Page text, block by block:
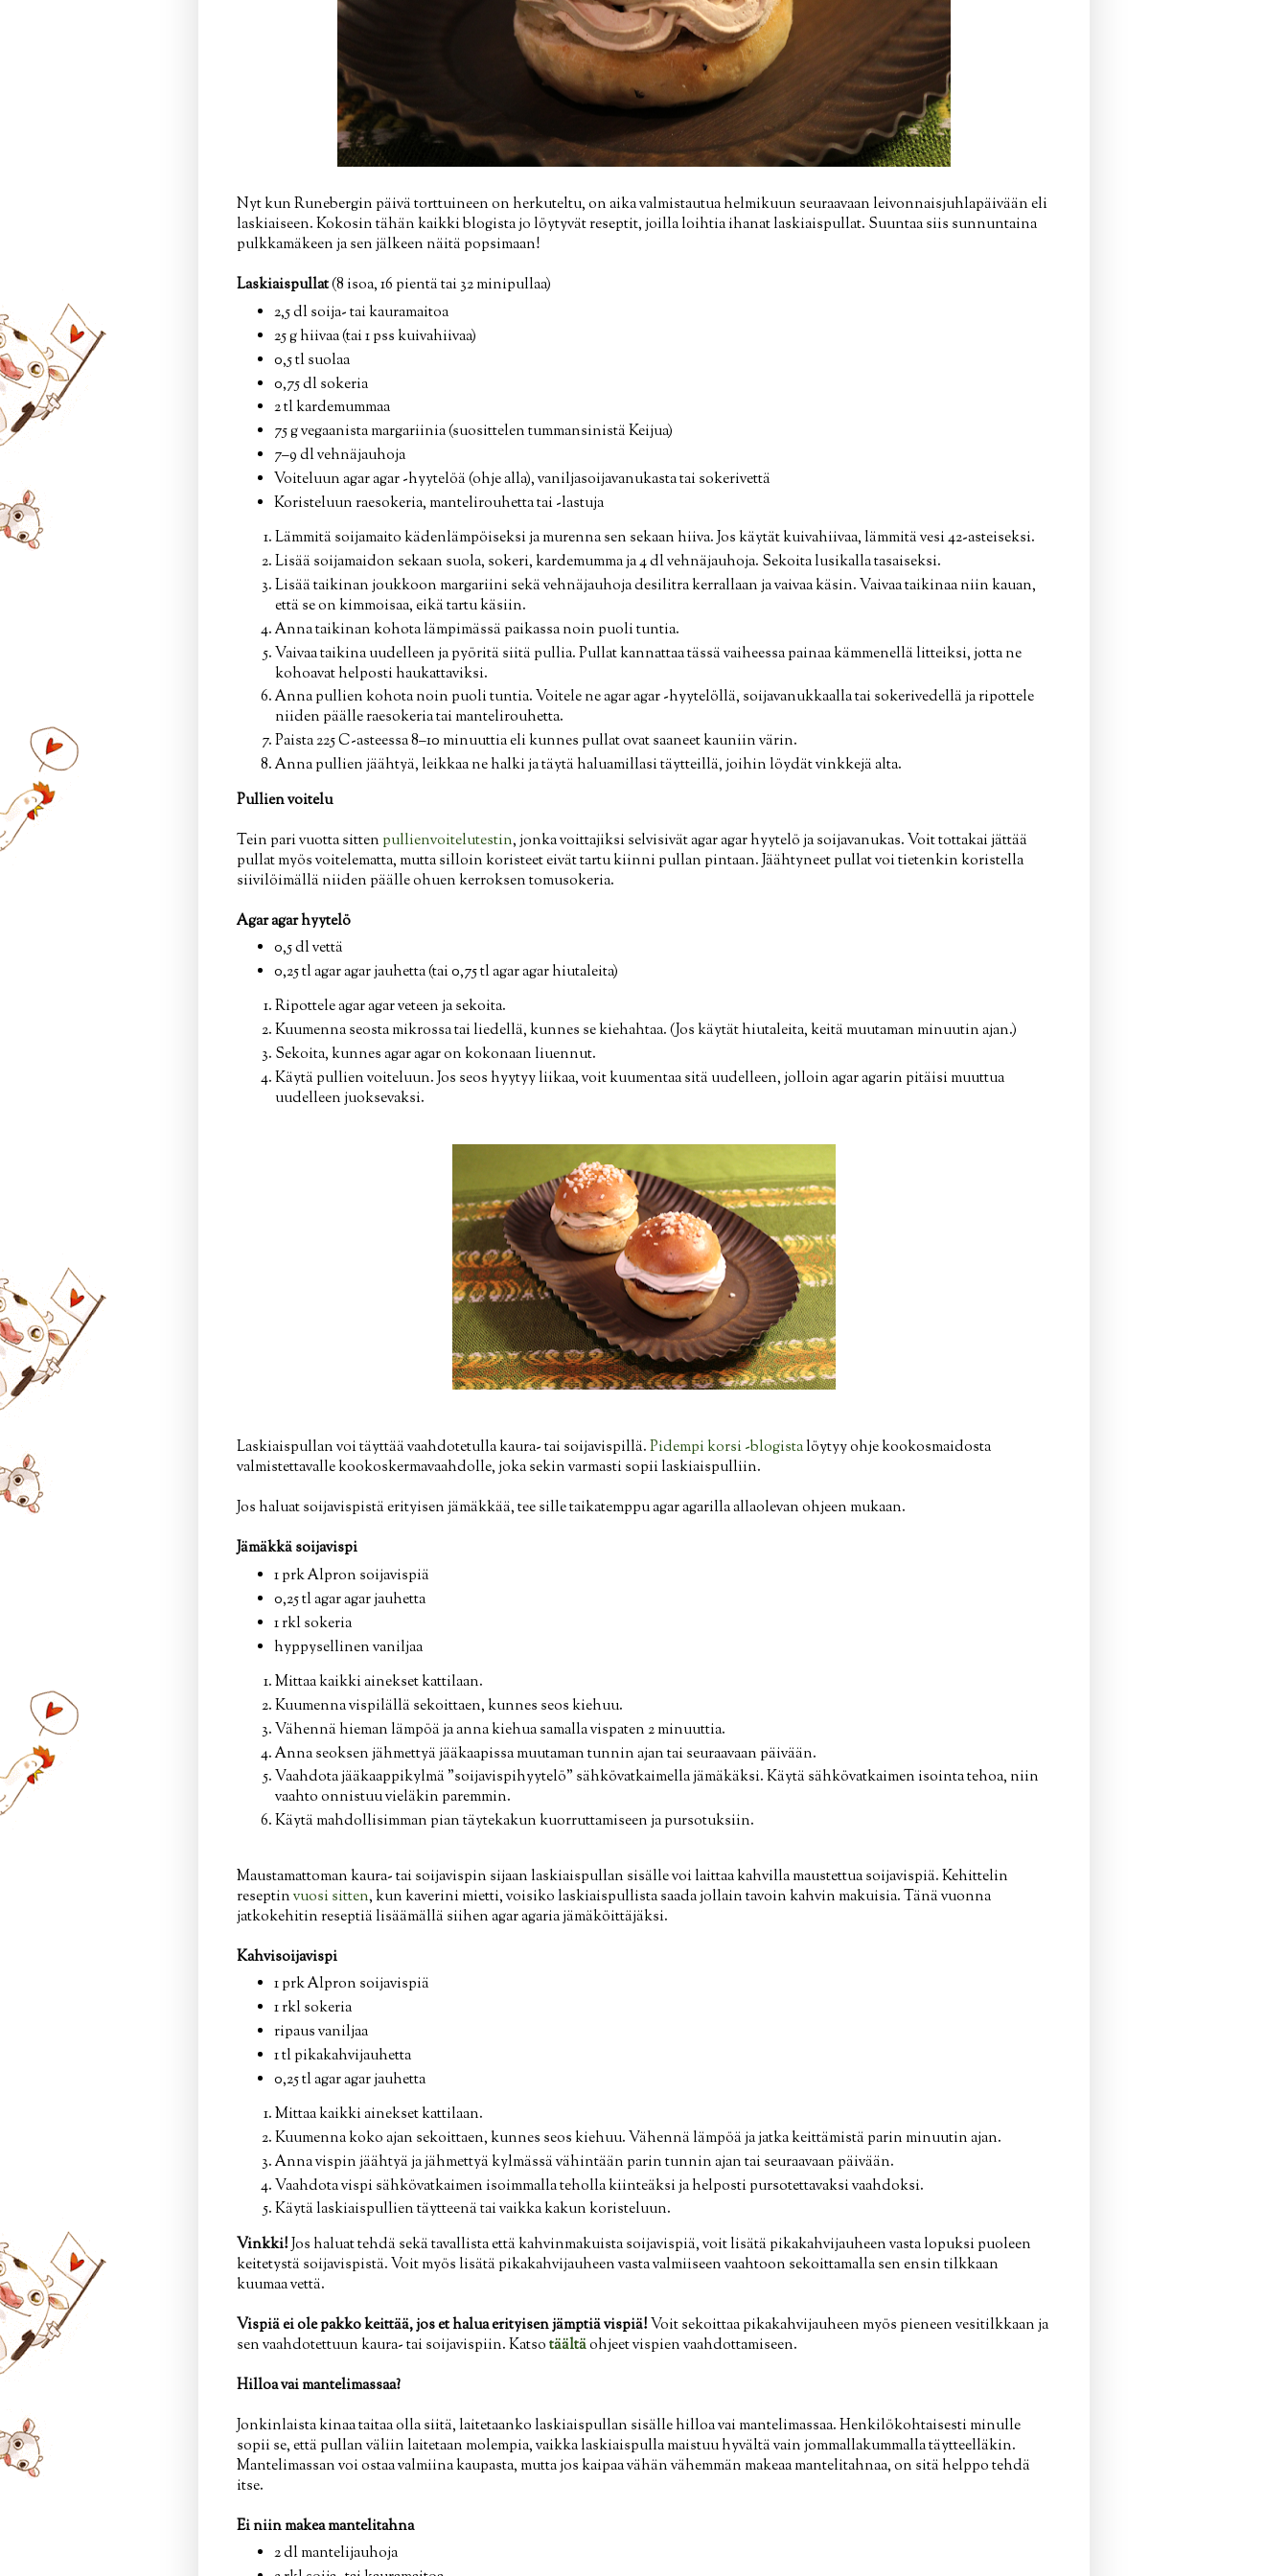
Nyt kun Runebergin päivä torttuineen on herkuteltu, on aika valmistautua helmikuun seuraavaan leivonnaisjuhlapäivään eli
laskiaiseen. Kokosin tähän kaikki blogista jo löytyvät reseptit, joilla loihtia ihanat laskiaispullat. Suuntaa siis sunnuntaina
pulkkamäkeen ja sen jälkeen näitä popsimaan!
Laskiaispullat(8 isoa, 16 pientä tai 32 minipullaa)
2,5 dl soija- tai kauramaitoa
25 g hiivaa (tai 1 pss kuivahiivaa)
0,5 tl suolaa
0,75 dl sokeria
2 tl kardemummaa
75 g vegaanista margariinia (suosittelen tummansinistä Keijua)
7–9 dl vehnäjauhoja
Voiteluun agar agar -hyytelöä (ohje alla), vaniljasoijavanukasta tai sokerivettä
Koristeluun raesokeria, mantelirouhetta tai -lastuja
Lämmitä soijamaito kädenlämpöiseksi ja murenna sen sekaan hiiva. Jos käytät kuivahiivaa, lämmitä vesi 42-asteiseksi.
Lisää soijamaidon sekaan suola, sokeri, kardemumma ja 4 dl vehnäjauhoja. Sekoita lusikalla tasaiseksi.
Lisää taikinan joukkoon margariini sekä vehnäjauhoja desilitra kerrallaan ja vaivaa käsin. Vaivaa taikinaa niin kauan,
että se on kimmoisaa, eikä tartu käsiin.
Anna taikinan kohota lämpimässä paikassa noin puoli tuntia.
Vaivaa taikina uudelleen ja pyöritä siitä pullia. Pullat kannattaa tässä vaiheessa painaa kämmenellä litteiksi, jotta ne
kohoavat helposti haukattaviksi.
Anna pullien kohota noin puoli tuntia. Voitele ne agar agar -hyytelöllä, soijavanukkaalla tai sokerivedellä ja ripottele
niiden päälle raesokeria tai mantelirouhetta.
Paista 225 C-asteessa 8–10 minuuttia eli kunnes pullat ovat saaneet kauniin värin.
Anna pullien jäähtyä, leikkaa ne halki ja täytä haluamillasi täytteillä, joihin löydät vinkkejä alta.
Pullien voitelu
Tein pari vuotta sitten pullienvoitelutestin, jonka voittajiksi selvisivät agar agar hyytelö ja soijavanukas. Voit tottakai jättää
pullat myös voitelematta, mutta silloin koristeet eivät tartu kiinni pullan pintaan. Jäähtyneet pullat voi tietenkin koristella
siivilöimällä niiden päälle ohuen kerroksen tomusokeria.
Agar agar hyytelö
0,5 dl vettä
0,25 tl agar agar jauhetta (tai 0,75 tl agar agar hiutaleita)
Ripottele agar agar veteen ja sekoita.
Kuumenna seosta mikrossa tai liedellä, kunnes se kiehahtaa. (Jos käytät hiutaleita, keitä muutaman minuutin ajan.)
Sekoita, kunnes agar agar on kokonaan liuennut.
Käytä pullien voiteluun. Jos seos hyytyy liikaa, voit kuumentaa sitä uudelleen, jolloin agar agarin pitäisi muuttua
uudelleen juoksevaksi.
Laskiaispullan voi täyttää vaahdotetulla kaura- tai soijavispillä.Pidempi korsi -blogistalöytyy ohje kookosmaidosta
valmistettavalle kookoskermavaahdolle, joka sekin varmasti sopii laskiaispulliin.
Jos haluat soijavispistä erityisen jämäkkää, tee sille taikatemppu agar agarilla allaolevan ohjeen mukaan.
Jämäkkä soijavispi
1 prk Alpron soijavispiä
0,25 tl agar agar jauhetta
1 rkl sokeria
hyppysellinen vaniljaa
Mittaa kaikki ainekset kattilaan.
Kuumenna vispilällä sekoittaen, kunnes seos kiehuu.
Vähennä hieman lämpöä ja anna kiehua samalla vispaten 2 minuuttia.
Anna seoksen jähmettyä jääkaapissa muutaman tunnin ajan tai seuraavaan päivään.
Vaahdota jääkaappikylmä "soijavispihyytelö" sähkövatkaimella jämäkäksi. Käytä sähkövatkaimen isointa tehoa, niin
vaahto onnistuu vieläkin paremmin.
Käytä mahdollisimman pian täytekakun kuorruttamiseen ja pursotuksiin.
Maustamattoman kaura- tai soijavispin sijaan laskiaispullan sisälle voi laittaa kahvilla maustettua soijavispiä. Kehittelin
reseptinvuosi sitten, kun kaverini mietti, voisiko laskiaispullista saada jollain tavoin kahvin makuisia. Tänä vuonna
jatkokehitin reseptiä lisäämällä siihen agar agaria jämäköittäjäksi.
Kahvisoijavispi
1 prk Alpron soijavispiä
1 rkl sokeria
ripaus vaniljaa
1 tl pikakahvijauhetta
0,25 tl agar agar jauhetta
Mittaa kaikki ainekset kattilaan.
Kuumenna koko ajan sekoittaen, kunnes seos kiehuu. Vähennä lämpöä ja jatka keittämistä parin minuutin ajan.
Anna vispin jäähtyä ja jähmettyä kylmässä vähintään parin tunnin ajan tai seuraavaan päivään.
Vaahdota vispi sähkövatkaimen isoimmalla teholla kiinteäksi ja helposti pursotettavaksi vaahdoksi.
Käytä laskiaispullien täytteenä tai vaikka kakun koristeluun.
Vinkki!Jos haluat tehdä sekä tavallista että kahvinmakuista soijavispiä, voit lisätä pikakahvijauheen vasta lopuksi puoleen
keitetystä soijavispistä. Voit myös lisätä pikakahvijauheen vasta valmiiseen vaahtoon sekoittamalla sen ensin tilkkaan
kuumaa vettä.
Vispiä ei ole pakko keittää, jos et halua erityisen jämptiä vispiä!Voit sekoittaa pikakahvijauheen myös pieneen vesitilkkaan ja
sen vaahdotettuun kaura- tai soijavispiin. Katsotäältäohjeet vispien vaahdottamiseen.
Hilloa vai mantelimassaa?
Jonkinlaista kinaa taitaa olla siitä, laitetaanko laskiaispullan sisälle hilloa vai mantelimassaa. Henkilökohtaisesti minulle
sopii se, että pullan väliin laitetaan molempia, vaikka laskiaispulla maistuu hyvältä vain jommallakummalla täytteelläkin.
Mantelimassan voi ostaa valmiina kaupasta, mutta jos kaipaa vähän vähemmän makeaa mantelitahnaa, on sitä helppo tehdä
itse.
Ei niin makea mantelitahna
2 dl mantelijauhoja